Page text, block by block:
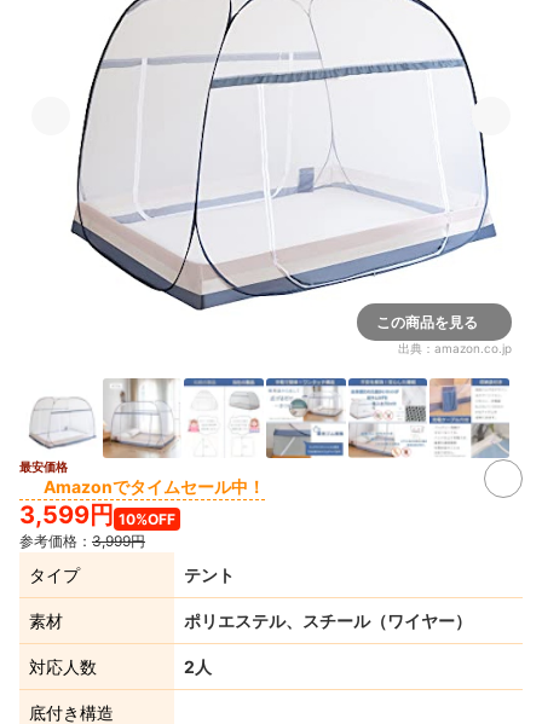
この商品を見る
出典： amazon.co.jp
最安価格
Amazonでタイムセール中！
3,599円 10%OFF
参考価格： 3,999円
タイプ テント
素材 ポリエステル、スチール（ワイヤー）
対応人数 2人
底付き構造